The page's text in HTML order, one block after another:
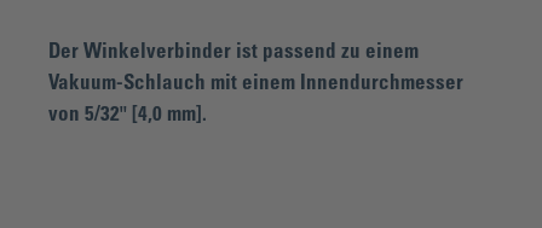
Der Winkelverbinder ist passend zu einem
Vakuum-Schlauch mit einem Innendurchmesser
von 5/32" [4,0 mm].